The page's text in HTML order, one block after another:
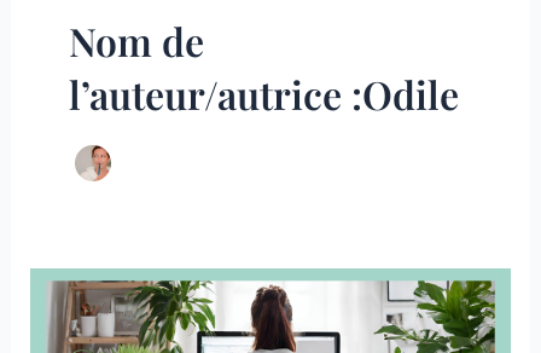
Nom de
l’auteur/autrice :Odile